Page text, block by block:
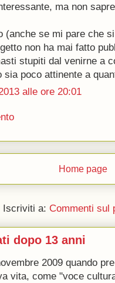
ma non
(anche se mi pare che
non ha mai fatto
stupiti dal venirne a
sia poco attinente a
alle ore 20:01
Home page
Iscriviti a: Commenti sul
dopo 13 anni
2009 quando
vita, come "voce